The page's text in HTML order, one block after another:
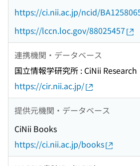
https://ci.nii.ac.jp/ncid/
https://lccn.loc.gov/88025457
連携機関・データベース
国立情報学研究所 : CiNii Research
https://cir.nii.ac.jp/
提供元機関・データベース
CiNii Books
https://ci.nii.ac.jp/books